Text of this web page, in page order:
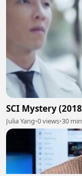
SCI Mystery
Julia Yang•0 views•30